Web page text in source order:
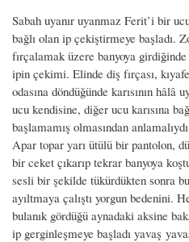
Sabah uyanır uyanmaz Ferit’i bir
bağlı olan ip çekiştirmeye başladı.
fırçalamak üzere banyoya
ipin çekimi. Elinde diş fırçası,
odasına döndüğünde karısının
ucu kendisine, diğer ucu karısına
başlamamış olmasından
Apar topar yarı ütülü bir pantolon,
bir ceket çıkarıp tekrar banyoya
sesli bir şekilde tükürdükten sonra
ayıltmaya çalıştı yorgun bedenini.
bulanık gördüğü aynadaki aksine
ip gerginleşmeye başladı yavaş